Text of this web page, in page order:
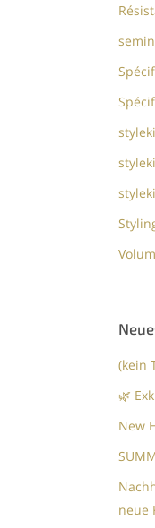
(kein
🌿
New
neue